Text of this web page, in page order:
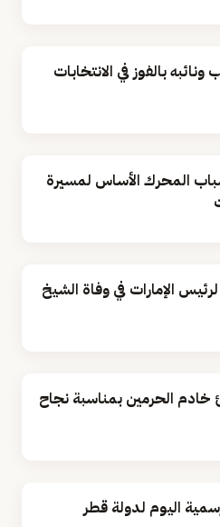
ونائبه بالفوز في الانتخابات
المحرك الأساس لمسيرة
الإمارات في وفاة الشيخ
خادم الحرمين بمناسبة نجاح
اليوم لدولة قطر